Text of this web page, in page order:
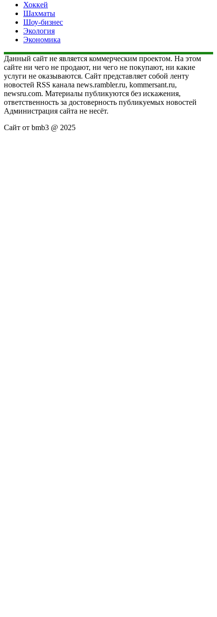
Хоккей
Шахматы
Шоу-бизнес
Экология
Экономика
Данный сайт не является коммерческим проектом. На этом
сайте ни чего не продают, ни чего не покупают, ни какие
услуги не оказываются. Сайт представляет собой ленту
новостей RSS канала news.rambler.ru, kommersant.ru,
newsru.com. Материалы публикуются без искажения,
ответственность за достоверность публикуемых новостей
Администрация сайта не несёт.
Сайт от bmb3 @ 2025